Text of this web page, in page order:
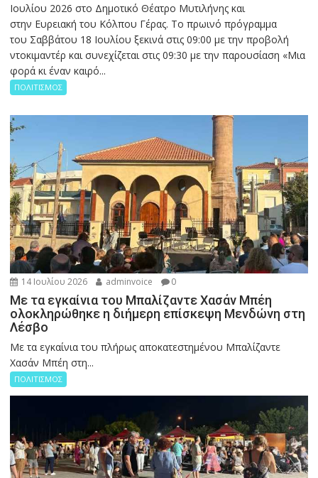
Ιουλίου 2026 στο Δημοτικό Θέατρο Μυτιλήνης και
στην Ευρειακή του Κόλπου Γέρας. Το πρωινό πρόγραμμα
του Σαββάτου 18 Ιουλίου ξεκινά στις 09:00 με την προβολή
ντοκιμαντέρ και συνεχίζεται στις 09:30 με την παρουσίαση «Μια
φορά κι έναν καιρό...
ΠΟΛΙΤΙΣΜΟΣ
14 Ιουλίου 2026 adminvoice 0
Με τα εγκαίνια του Μπαλίζαντε Χασάν Μπέη
ολοκληρώθηκε η διήμερη επίσκεψη Μενδώνη στη
Λέσβο
Με τα εγκαίνια του πλήρως αποκατεστημένου Μπαλίζαντε
Χασάν Μπέη στη...
ΠΟΛΙΤΙΣΜΟΣ